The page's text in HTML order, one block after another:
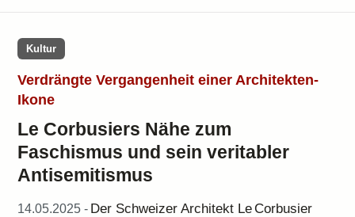
Kultur
Verdrängte Vergangenheit einer Architekten-
Ikone
Le Corbusiers Nähe zum
Faschismus und sein veritabler
Antisemitismus
14.05.2025 - Der Schweizer Architekt Le Corbusier